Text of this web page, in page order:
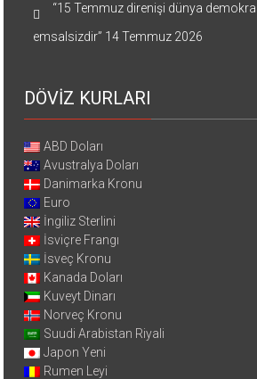
“15 Temmuz direnişi dünya
emsalsizdir” 14 Temmuz 2026
DÖVİZ KURLARI
ABD Doları
Avustralya Doları
Danimarka Kronu
Euro
İngiliz Sterlini
İsviçre Frangı
İsveç Kronu
Kanada Doları
Kuveyt Dinarı
Norveç Kronu
Suudi Arabistan Riyali
Japon Yeni
Rumen Leyi